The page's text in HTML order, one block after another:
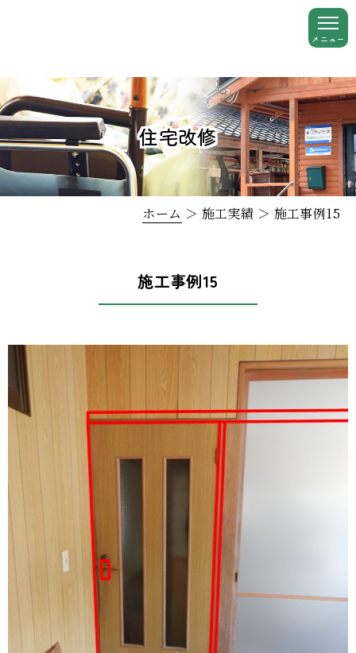
住宅改修
ホーム ＞ 施工実績 ＞ 施工事例15
施工事例15